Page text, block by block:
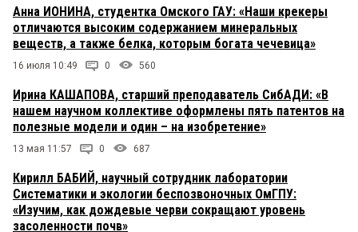
Анна ИОНИНА, студентка Омского ГАУ: «Наши крекеры
отличаются высоким содержанием минеральных
веществ, а также белка, которым богата чечевица»
16 июля 10:49 0 560
Ирина КАШАПОВА, старший преподаватель СибАДИ: «В
нашем научном коллективе оформлены пять патентов на
полезные модели и один – на изобретение»
13 мая 11:57 0 687
Кирилл БАБИЙ, научный сотрудник лаборатории
Систематики и экологии беспозвоночных ОмГПУ:
«Изучим, как дождевые черви сокращают уровень
засоленности почв»